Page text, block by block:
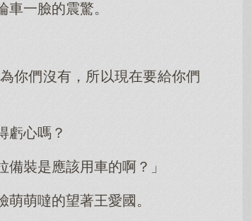
一臉的震驚。
你們沒有，所以現在要給你們
虧心嗎？
裝是應該用車的啊？」
萌噠的望著王愛國。